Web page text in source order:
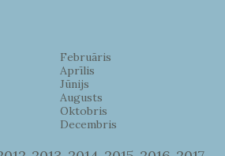
Februāris
Aprīlis
Jūnijs
Augusts
Oktobris
Decembris